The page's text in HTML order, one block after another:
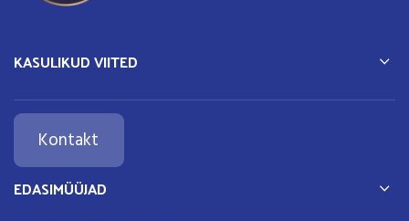
KASULIKUD VIITED
Kontakt
EDASIMÜÜJAD